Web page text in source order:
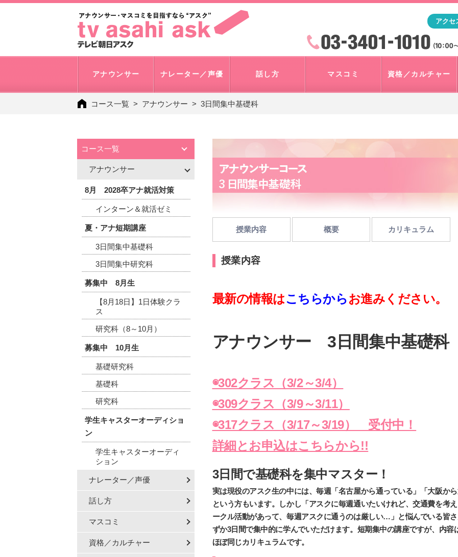
「アナウンサー・マスコミを目指すなら"アスク"」テレビ朝
アクセ
検索
アナウンサー ナレーター／声優 話し方 マスコミ 資格／カルチャー
コース一覧 アナウンサー 3日間集中基礎科
コース一覧
アナウンサー
8月 2028卒アナ就活対策
インターン＆就活ゼミ
夏・アナ短期講座
3日間集中基礎科
3日間集中研究科
募集中 8月生
【8月18日】1日体験クラ
ス
研究科（8～10月）
募集中 10月生
基礎研究科
基礎科
研究科
学生キャスターオーディショ
ン
学生キャスターオーディ
ション
ナレーター／声優
話し方
マスコミ
資格／カルチャー
授業内容 概要 カリキュラム
授業内容
最新の情報はこちらからお進みください。
アナウンサー 3日間集中基礎科
◉302クラス（3/2～3/4）
◉309クラス（3/9～3/11）
◉317クラス（3/17～3/19） 受付中！
詳細とお申込はこちらから!!
3日間で基礎科を集中マスター！
実は現役のアスク生の中には、毎週「名古屋から通っている」「大阪か
という方もいます。しかし「アスクに毎週通いたいけれど、交通費を考
ークル活動があって、毎週アスクに通うのは厳しい…」と悩んでいる皆
ずか3日間で集中的に学んでいただけます。短期集中の講座ですが、内容
ほぼ同じカリキュラムです。